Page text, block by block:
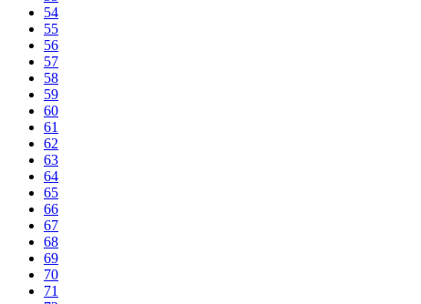
54
55
56
57
58
59
60
61
62
63
64
65
66
67
68
69
70
71